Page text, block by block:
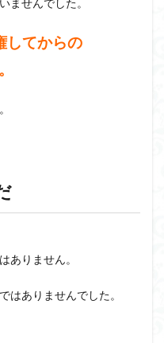
ませんでした。
してからの
ありません。
はありませんでした。